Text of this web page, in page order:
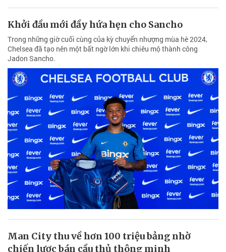
Khởi đầu mới đầy hứa hẹn cho Sancho
Trong những giờ cuối cùng của kỳ chuyển nhượng mùa hè 2024,
Chelsea đã tạo nên một bất ngờ lớn khi chiêu mộ thành công
Jadon Sancho.
Man City thu về hơn 100 triệu bảng nhờ
chiến lược bán cầu thủ thông minh